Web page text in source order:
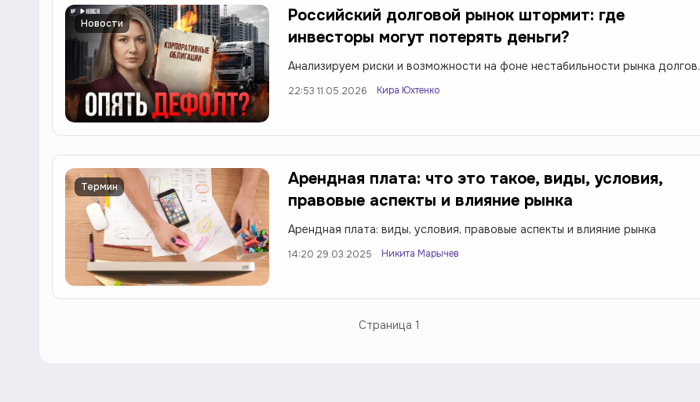
Новости
Российский долговой рынок штормит: где
инвесторы могут потерять деньги?
Анализируем риски и возможности на фоне нестабильности рынка долгов.
22:53 11.05.2026 Кира Юхтенко
Термин
Арендная плата: что это такое, виды, условия,
правовые аспекты и влияние рынка
Арендная плата: виды, условия, правовые аспекты и влияние рынка
14:20 29.03.2025 Никита Марычев
Страница 1